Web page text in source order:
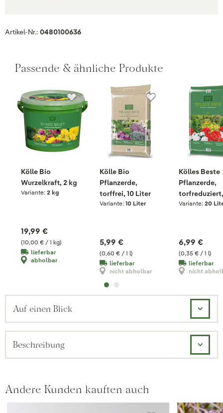
Artikel-Nr.: 0480100636
Passende & ähnliche Produkte
Kölle Bio
Wurzelkraft, 2 kg
Variante: 2 kg
(10,00 € / 1 kg)
19,99 €
lieferbar
abholbar
Kölle Bio
Pflanzerde,
torffrei, 10 Liter
Variante:10 Liter
(0,60 € / 1 l)
5,99 €
lieferbar
nicht abholbar
Kölles Beste
Pflanzerde,
Liter
Variante: 20
(0,35 € / 1 l)
6,99 €
lieferbar
nicht
Auf einen Blick
Beschreibung
Andere Kunden kauften auch